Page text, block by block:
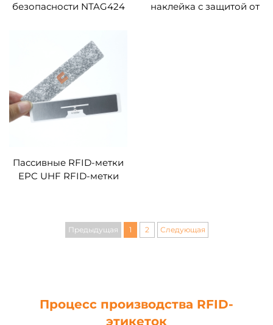
безопасности NTAG424
наклейка с защитой от
Пассивные RFID-метки
EPC UHF RFID-метки
Предыдущая 1 2 Следующая
Процесс производства RFID-
этикеток